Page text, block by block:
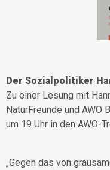
Der Sozialpolitiker
Zu einer Lesung mit
NaturFreunde und AWO
um 19 Uhr in den AWO-
„Gegen das von